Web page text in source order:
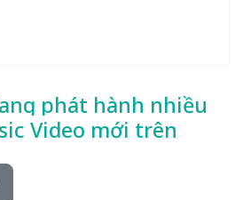
phát hành nhiều
Video mới trên